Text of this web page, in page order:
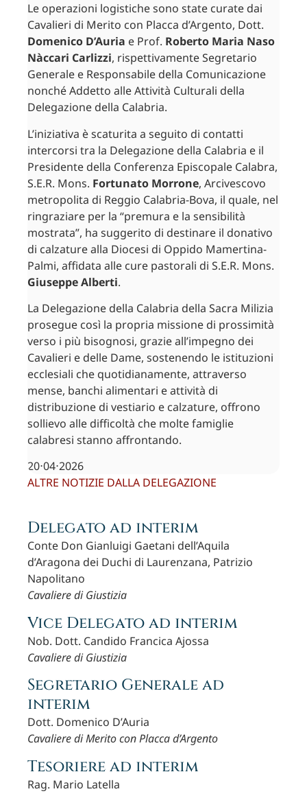
Delegato ad interim
Conte Don Gianluigi Gaetani dell’Aquila
d’Aragona dei Duchi di Laurenzana, Patrizio
Napolitano
Cavaliere di Giustizia
Vice Delegato ad interim
Nob. Dott. Candido Francica Ajossa
Cavaliere di Giustizia
Segretario Generale ad
interim
Dott. Domenico D’Auria
Cavaliere di Merito con Placca d’Argento
Tesoriere ad interim
Rag. Mario Latella
Le operazioni logistiche sono state curate dai
Cavalieri di Merito con Placca d’Argento, Dott.
Domenico D’Auria e Prof. Roberto Maria Naso
Nàccari Carlizzi, rispettivamente Segretario
Generale e Responsabile della Comunicazione
nonché Addetto alle Attività Culturali della
Delegazione della Calabria.
L’iniziativa è scaturita a seguito di contatti
intercorsi tra la Delegazione della Calabria e il
Presidente della Conferenza Episcopale Calabra,
S.E.R. Mons. Fortunato Morrone, Arcivescovo
metropolita di Reggio Calabria-Bova, il quale, nel
ringraziare per la “premura e la sensibilità
mostrata”, ha suggerito di destinare il donativo
di calzature alla Diocesi di Oppido Mamertina-
Palmi, affidata alle cure pastorali di S.E.R. Mons.
Giuseppe Alberti.
La Delegazione della Calabria della Sacra Milizia
prosegue così la propria missione di prossimità
verso i più bisognosi, grazie all’impegno dei
Cavalieri e delle Dame, sostenendo le istituzioni
ecclesiali che quotidianamente, attraverso
mense, banchi alimentari e attività di
distribuzione di vestiario e calzature, offrono
sollievo alle difficoltà che molte famiglie
calabresi stanno affrontando.
20⋅04⋅2026
ALTRE NOTIZIE DALLA DELEGAZIONE